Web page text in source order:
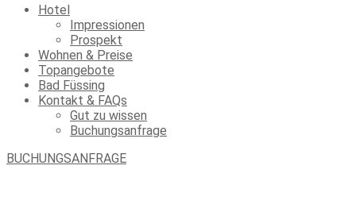
Hotel
Impressionen
Prospekt
Wohnen & Preise
Topangebote
Bad Füssing
Kontakt & FAQs
Gut zu wissen
Buchungsanfrage
BUCHUNGSANFRAGE